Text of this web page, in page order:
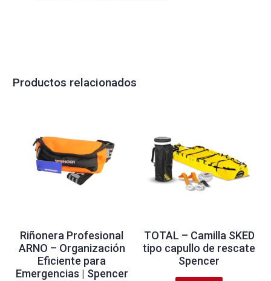
Productos relacionados
Riñonera Profesional
ARNO – Organización
Eficiente para
Emergencias | Spencer
TOTAL – Camilla SKED
tipo capullo de rescate
Spencer